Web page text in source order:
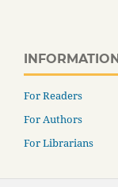
INFORMATION
For Readers
For Authors
For Librarians